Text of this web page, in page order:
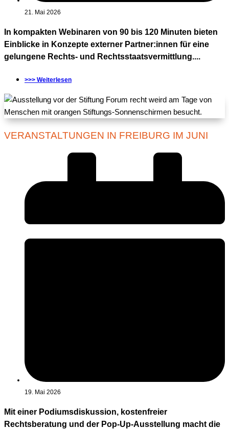
21. Mai 2026
In kompakten Webinaren von 90 bis 120 Minuten bieten
Einblicke in Konzepte externer Partner:innen für eine
gelungene Rechts- und Rechtsstaatsvermittlung....
>>> Weiterlesen
VERANSTALTUNGEN IN FREIBURG IM JUNI
19. Mai 2026
Mit einer Podiumsdiskussion, kostenfreier
Rechtsberatung und der Pop-Up-Ausstellung macht die